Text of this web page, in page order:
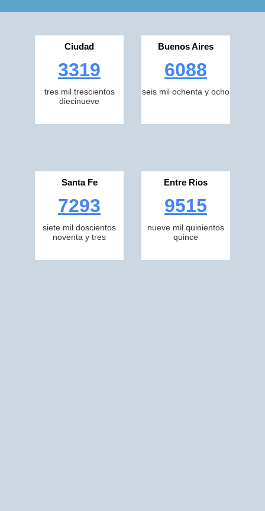
Ciudad
3319
tres mil trescientos
diecinueve
Buenos Aires
6088
seis mil ochenta y ocho
Santa Fe
7293
siete mil doscientos
noventa y tres
Entre Rios
9515
nueve mil quinientos
quince